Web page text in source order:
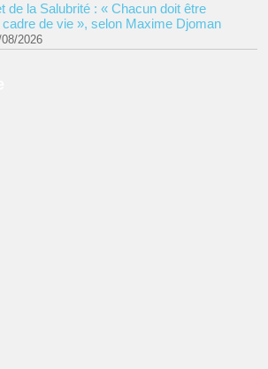
de la Salubrité : « Chacun doit être
de vie », selon Maxime Djoman
2026